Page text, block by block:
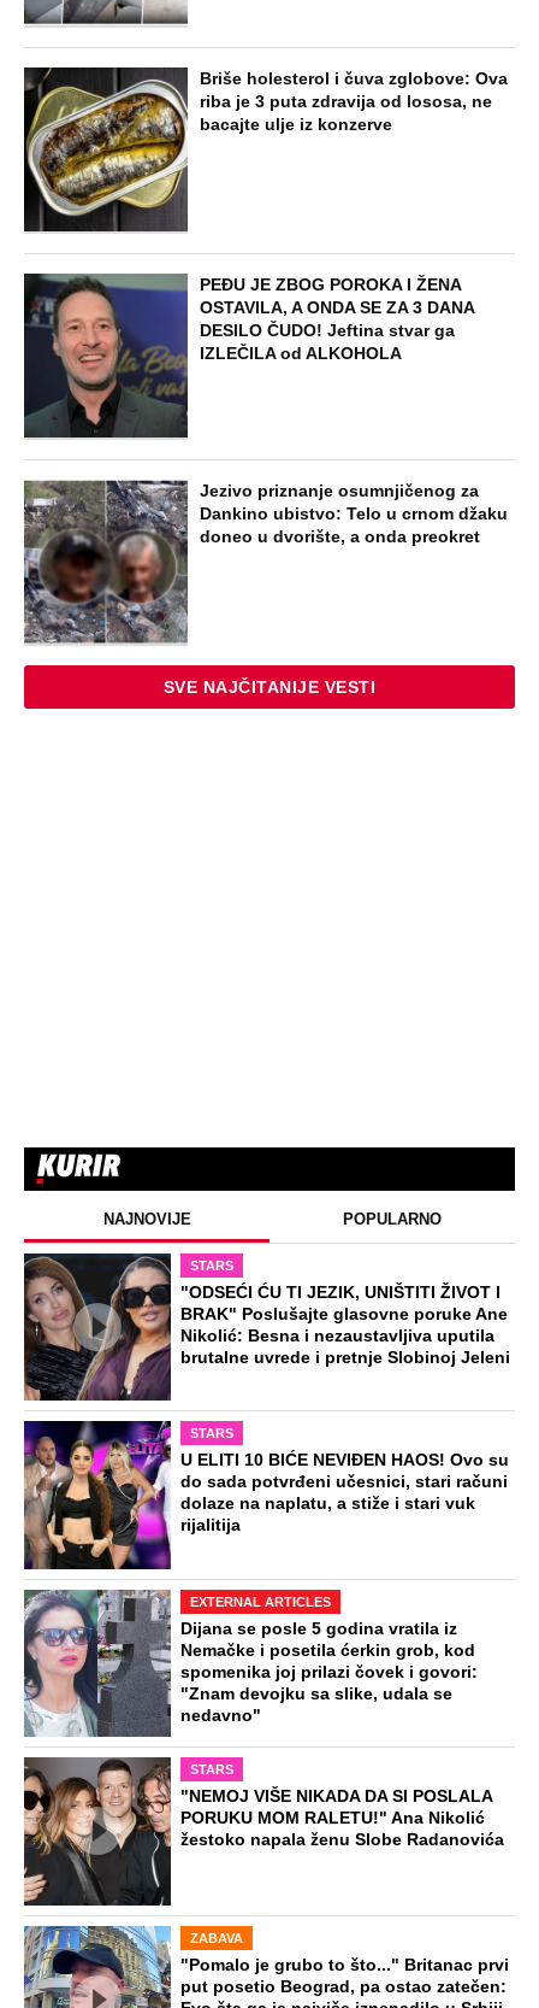
Briše holesterol i čuva zglobove: Ova
riba je 3 puta zdravija od lososa, ne
bacajte ulje iz konzerve
PEĐU JE ZBOG POROKA I ŽENA
OSTAVILA, A ONDA SE ZA 3 DANA
DESILO ČUDO! Jeftina stvar ga
IZLEČILA od ALKOHOLA
Jezivo priznanje osumnjičenog za
Dankino ubistvo: Telo u crnom džaku
doneo u dvorište, a onda preokret
SVE NAJČITANIJE VESTI
NAJNOVIJE POPULARNO
STARS
"ODSEĆI ĆU TI JEZIK, UNIŠTITI ŽIVOT I
BRAK" Poslušajte glasovne poruke Ane
Nikolić: Besna i nezaustavljiva uputila
brutalne uvrede i pretnje Slobinoj Jeleni
STARS
U ELITI 10 BIĆE NEVIĐEN HAOS! Ovo su
do sada potvrđeni učesnici, stari računi
dolaze na naplatu, a stiže i stari vuk
rijalitija
EXTERNAL ARTICLES
Dijana se posle 5 godina vratila iz
Nemačke i posetila ćerkin grob, kod
spomenika joj prilazi čovek i govori:
"Znam devojku sa slike, udala se
nedavno"
STARS
"NEMOJ VIŠE NIKADA DA SI POSLALA
PORUKU MOM RALETU!" Ana Nikolić
žestoko napala ženu Slobe Radanovića
ZABAVA
"Pomalo je grubo to što..." Britanac prvi
put posetio Beograd, pa ostao zatečen: